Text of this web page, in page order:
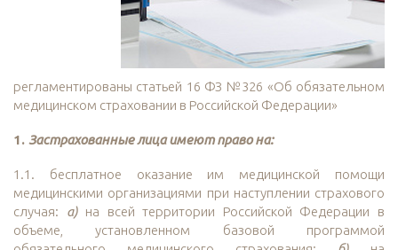
регламентированы статьей 16 ФЗ №326 «Об обязательном
медицинском страховании в Российской Федерации»
1. Застрахованные лица имеют право на:
1.1. бесплатное оказание им медицинской помощи
медицинскими организациями при наступлении страхового
случая: а)на всей территории Российской Федерации в
объеме, установленном базовой программой